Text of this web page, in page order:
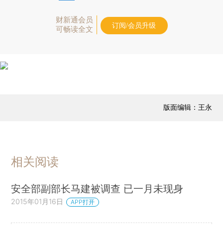
财新通会员
可畅读全文
订阅/会员升级
版面编辑：王永
相关阅读
安全部副部长马建被调查 已一月未现身
2015年01月16日 APP打开